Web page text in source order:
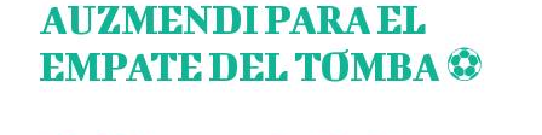
AUZMENDI PARA EL
EMPATE DEL TOMBA ⚽